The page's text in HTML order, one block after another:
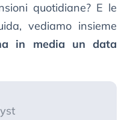
quotidiane? E le
vediamo insieme
in media un data